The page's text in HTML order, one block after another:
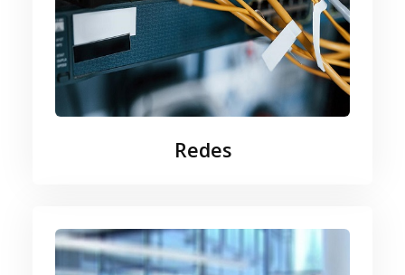
Redes